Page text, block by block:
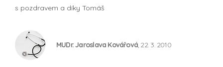
s pozdravem a díky Tomáš
MUDr. Jaroslava Kovářová, 22. 3. 2010